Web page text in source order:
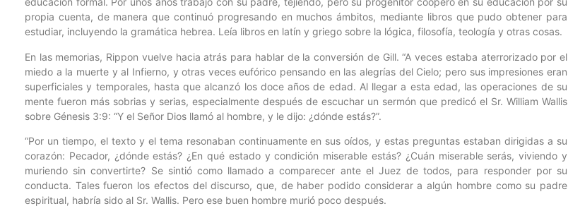
propia cuenta, de manera que continuó progresando en muchos ámbitos, mediante libros que pudo obtener para
estudiar, incluyendo la gramática hebrea. Leía libros en latín y griego sobre la lógica, filosofía, teología y otras cosas.
En las memorias, Rippon vuelve hacia atrás para hablar de la conversión de Gill. “A veces estaba aterrorizado por el
miedo a la muerte y al Infierno, y otras veces eufórico pensando en las alegrías del Cielo; pero sus impresiones eran
superficiales y temporales, hasta que alcanzó los doce años de edad. Al llegar a esta edad, las operaciones de su
mente fueron más sobrias y serias, especialmente después de escuchar un sermón que predicó el Sr. William Wallis
sobre Génesis 3:9: “Y el Señor Dios llamó al hombre, y le dijo: ¿dónde estás?”.
“Por un tiempo, el texto y el tema resonaban continuamente en sus oídos, y estas preguntas estaban dirigidas a su
corazón: Pecador, ¿dónde estás? ¿En qué estado y condición miserable estás? ¿Cuán miserable serás, viviendo y
muriendo sin convertirte? Se sintió como llamado a comparecer ante el Juez de todos, para responder por su
conducta. Tales fueron los efectos del discurso, que, de haber podido considerar a algún hombre como su padre
espiritual, habría sido al Sr. Wallis. Pero ese buen hombre murió poco después.